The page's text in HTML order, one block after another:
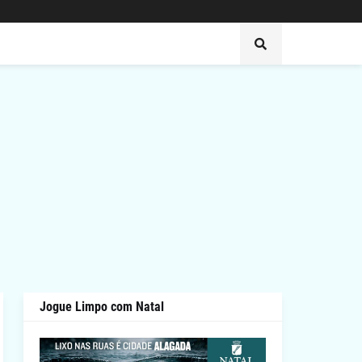
Jogue Limpo com Natal